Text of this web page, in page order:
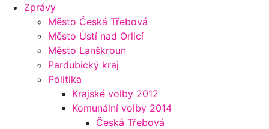
Zprávy
Město Česká Třebová
Město Ústí nad Orlicí
Město Lanškroun
Pardubický kraj
Politika
Krajské volby 2012
Komunální volby 2014
Česká Třebová